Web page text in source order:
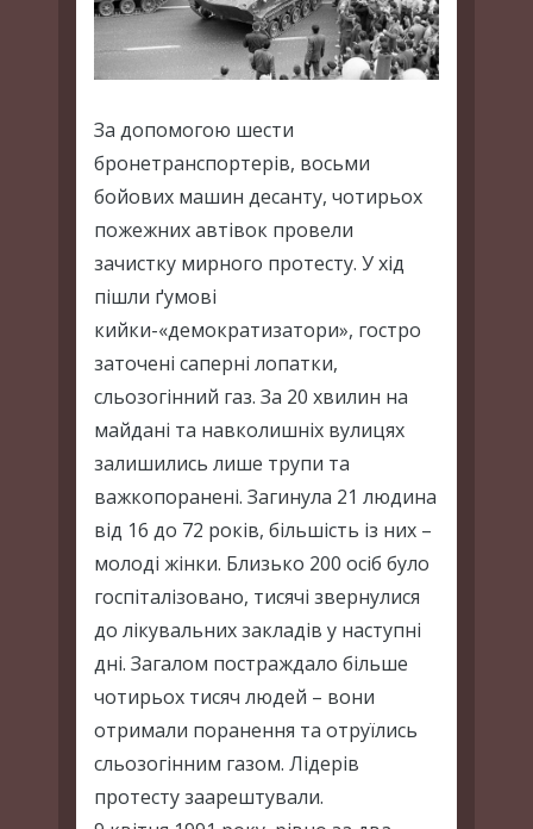
За допомогою шести
бронетранспортерів, восьми
бойових машин десанту, чотирьох
пожежних автівок провели
зачистку мирного протесту. У хід
пішли ґумові
кийки-«демократизатори», гостро
заточені саперні лопатки,
сльозогінний газ. За 20 хвилин на
майдані та навколишніх вулицях
залишились лише трупи та
важкопоранені. Загинула 21 людина
від 16 до 72 років, більшість із них –
молоді жінки. Близько 200 осіб було
госпіталізовано, тисячі звернулися
до лікувальних закладів у наступні
дні. Загалом постраждало більше
чотирьох тисяч людей – вони
отримали поранення та отруїлись
сльозогінним газом. Лідерів
протесту заарештували.